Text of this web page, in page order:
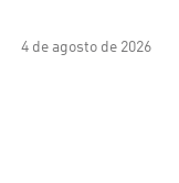
4 de agosto de 2026